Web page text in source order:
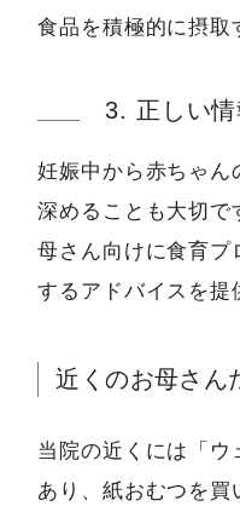
食品を積極的に摂取
3. 正しい
妊娠中から赤ちゃん
深めることも大切で
母さん向けに食育プ
するアドバイスを提
近くのお母さん
当院の近くには「
あり、紙おむつを買